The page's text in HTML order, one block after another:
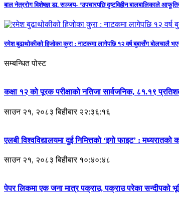
बाल नेत्ररोग विशेषज्ञ डा. सञ्जय- ‘उपचारपछि दृष्टविहीन बालबालिकाले
रमेश बुढाथोकीको हिजोका कुरा : नाटकमा लागेपछि १२ वर्ष बुबासँग बोलचालै
सम्बन्धित पोस्ट
कक्षा १२ को पूरक परीक्षाको नतिजा सार्वजनिक, ८१.१९ प्रतिशत
साउन २१, २०८३ बिहीबार २२:३६:१६
एलबी विश्वविद्यालयमा दुई निमित्तको ‘इगो फाइट’ :
साउन २१, २०८३ बिहीबार १०:४०:४८
पेपर लिकमा एक जना मात्र पक्राउ, पक्राउ परेका सन्दीपको